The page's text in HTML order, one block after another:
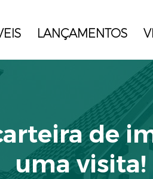
LANÇAMENTOS
de
uma visita!